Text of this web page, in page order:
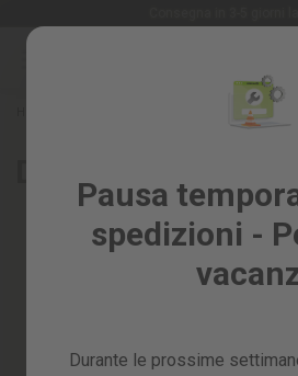
Pausa
spedizioni -
Durante le prossime
Salta
prodotti
Giardino
Ricambi per generatori
generadores